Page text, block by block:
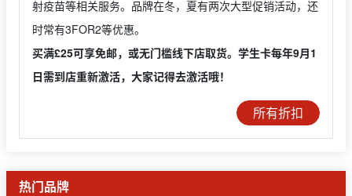
射疫苗等相关服务。品牌在冬，夏有两次大型促销活动，还
时常有3FOR2等优惠。
买满£25可享免邮，或无门槛线下店取货。学生卡每年9月1
日需到店重新激活，大家记得去激活哦！
所有折扣
热门品牌